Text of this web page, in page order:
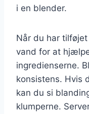
i en blender.
Når du har
vand for at
ingredienserne.
konsistens. Hvis
kan du si
klumperne.